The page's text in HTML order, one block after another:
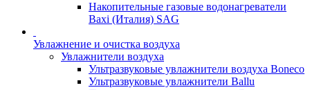
Накопительные газовые водонагреватели
Baxi (Италия) SAG
Увлажнение и очистка воздуха
Увлажнители воздуха
Ультразвуковые увлажнители воздуха Boneco
Ультразвуковые увлажнители Ballu